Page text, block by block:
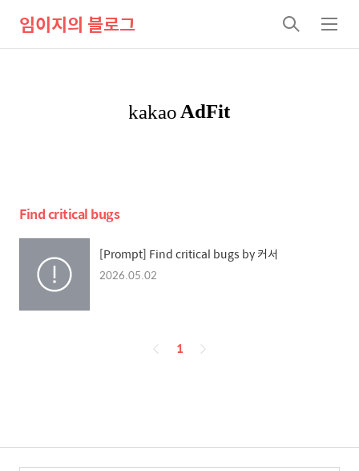
임이지의 블로그
검
색
메
뉴
Find critical bugs
[Prompt] Find critical bugs by 커서
2026.05.02
페
1